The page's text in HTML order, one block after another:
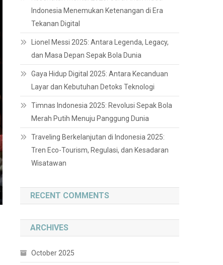
Indonesia Menemukan Ketenangan di Era
Tekanan Digital
Lionel Messi 2025: Antara Legenda, Legacy,
dan Masa Depan Sepak Bola Dunia
Gaya Hidup Digital 2025: Antara Kecanduan
Layar dan Kebutuhan Detoks Teknologi
Timnas Indonesia 2025: Revolusi Sepak Bola
Merah Putih Menuju Panggung Dunia
Traveling Berkelanjutan di Indonesia 2025:
Tren Eco-Tourism, Regulasi, dan Kesadaran
Wisatawan
RECENT COMMENTS
ARCHIVES
October 2025